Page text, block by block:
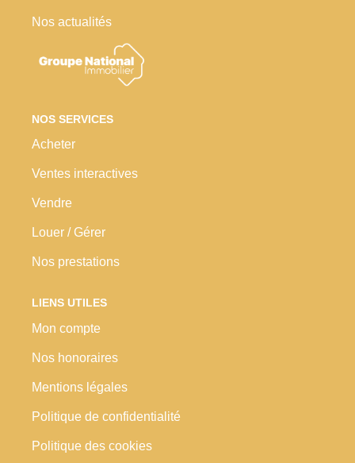
NOS CLIENTS
Nos Prestations
Nos actualités
NOS SERVICES
Acheter
Ventes interactives
Vendre
Louer / Gérer
Nos prestations
LIENS UTILES
Mon compte
Nos honoraires
Mentions légales
Politique de confidentialité
Politique des cookies